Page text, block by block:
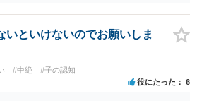
に入ってもらうことも検討されてくださ
に相談されてみてもよいと思います。
いといけないのでお願いしま
#中絶 #子の認知
役にたった 6